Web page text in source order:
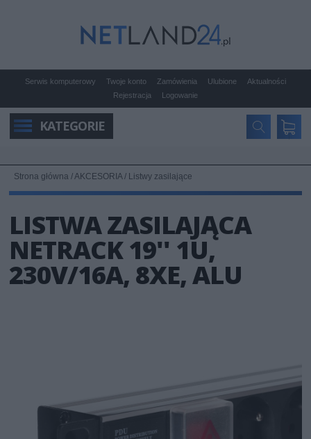
Serwis komputerowy Twoje konto Zamówienia Ulubione
Aktualności
Rejestracja
Logowanie
KATEGORIE
Strona główna /AKCESORIA/ Listwy zasilające
LISTWA ZASILAJĄCA
NETRACK 19'' 1U,
230V/16A, 8XE, ALU